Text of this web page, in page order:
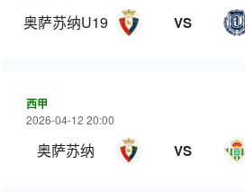
奥萨苏纳U19 VS
西甲
2026-04-12 20:00
奥萨苏纳 VS